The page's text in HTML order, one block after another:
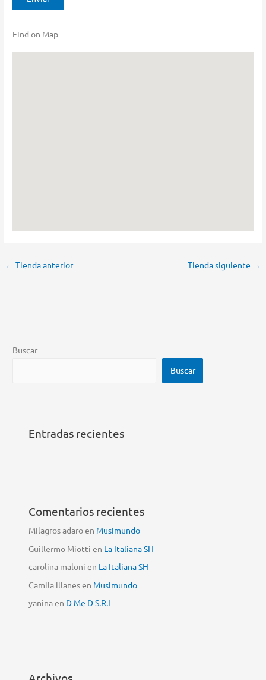
Find on Map
← Tienda anterior Tienda siguiente →
Buscar
Buscar
Entradas recientes
Comentarios recientes
Milagros adaroen Musimundo
Guillermo Miotti en La Italiana SH
carolina maloni en La Italiana SH
Camila illanesen Musimundo
yaninaen D Me D S.R.L